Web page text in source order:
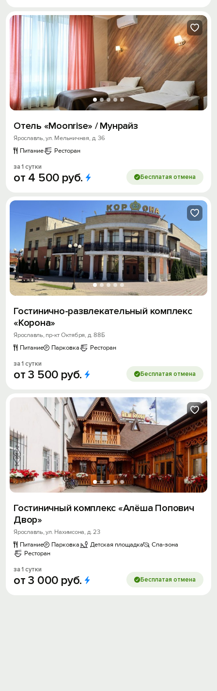
Отель «Moonrise» / Мунрайз
Ярославль, ул. Мельничная, д. 36
Питание
Ресторан
за 1 сутки
от 4 500 руб. Бесплатая отмена
Гостинично-развлекательный комплекс
«Корона»
Ярославль, пр-кт Октября, д. 88Б
Питание
Парковка Ресторан
за 1 сутки
от3 500 руб. Бесплатая отмена
Гостиничный комплекс «Алёша Попович
Двор»
Ярославль, ул. Нахимсона, д. 23
Питание
Парковка Детская площадка
Спа-зона
Ресторан
за 1 сутки
от3 000 руб. Бесплатая отмена